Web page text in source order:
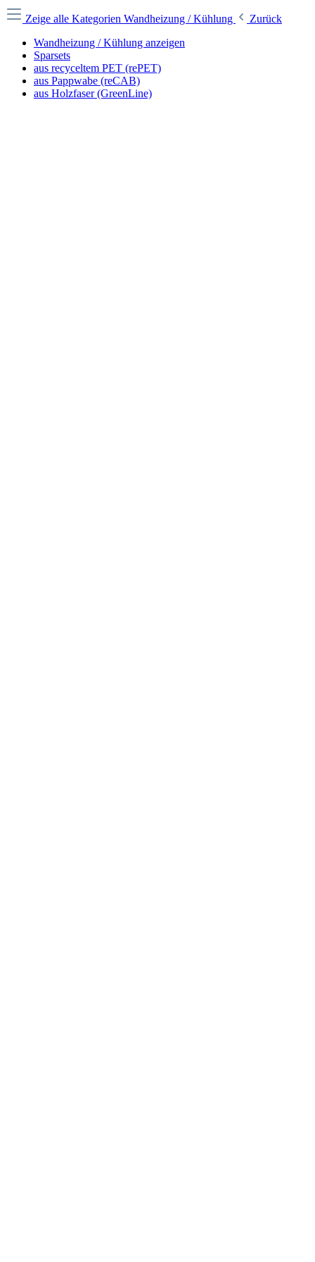
Zeige alle Kategorien Wandheizung / Kühlung
Zurück
Wandheizung / Kühlung anzeigen
Sparsets
aus recyceltem PET (rePET)
aus Pappwabe (reCAB)
aus Holzfaser (GreenLine)